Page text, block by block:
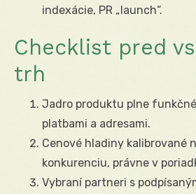
indexácie, PR „launch“.
Checklist pred
trh
Jadro produktu plne
platbami a adresami.
Cenové hladiny kalibrované
konkurenciu, právne v
Vybraní partneri s